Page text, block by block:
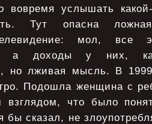
вовремя услышать
Тут опасна
мол,
а доходы у них,
но лживая мысль. В
Подошла женщина с
взглядом, что было
бы сказал, не